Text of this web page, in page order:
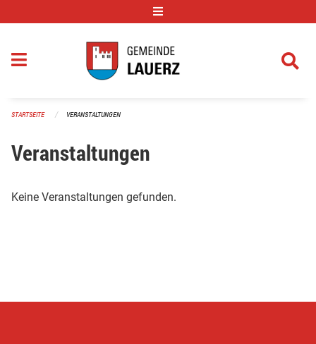
STARTSEITE VERANSTALTUNGEN
Veranstaltungen
Keine Veranstaltungen gefunden.